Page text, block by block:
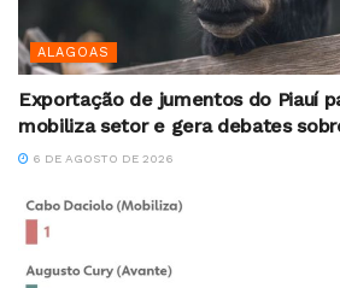
ALAGOAS
Exportação de jumentos do Piauí
mobiliza setor e gera debates
6 DE AGOSTO DE 2026